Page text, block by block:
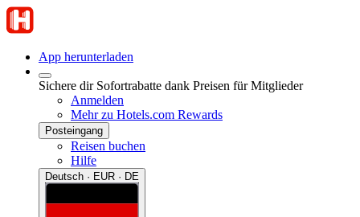
App herunterladen
Sichere dir Sofortrabatte dank Preisen für Mitglieder
Anmelden
Mehr zu Hotels.com Rewards
Posteingang
Reisen buchen
Hilfe
Deutsch · EUR · DE